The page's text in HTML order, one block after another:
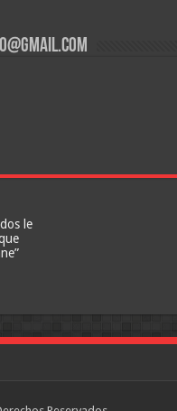
le